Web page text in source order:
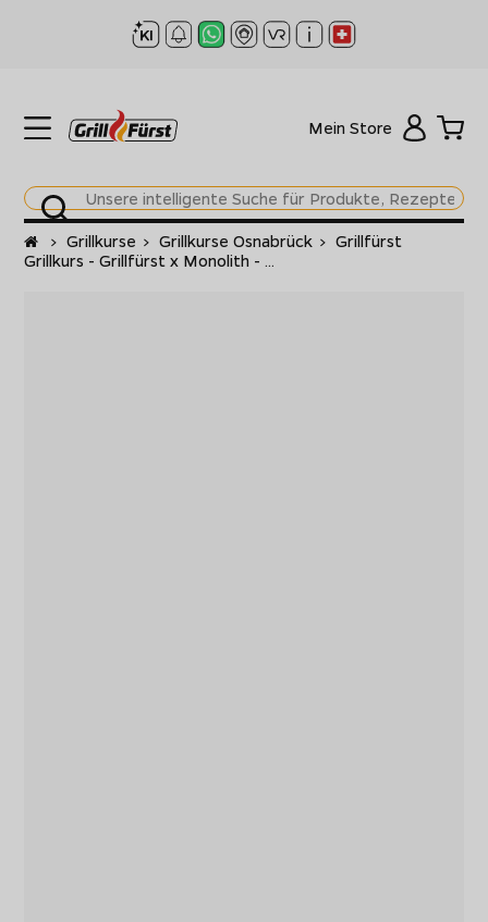
Mein Store
Startseite
> Grillkurse > Grillkurse Osnabrück > Grillfürst
Grillkurs - Grillfürst x Monolith - ...